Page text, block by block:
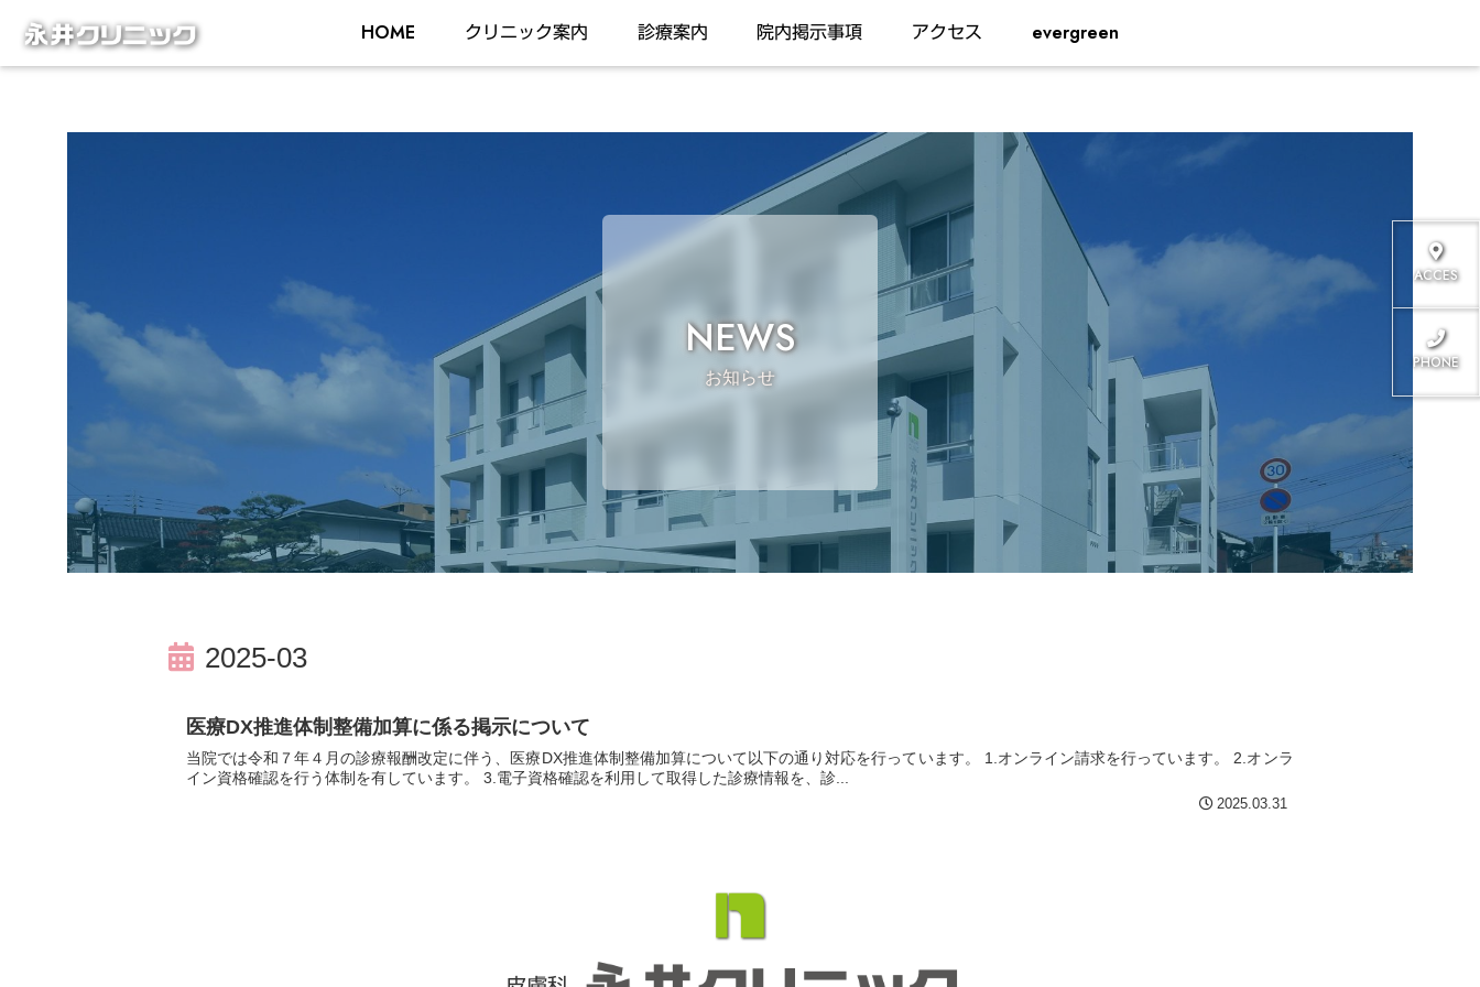
NEWS
お知らせ
HOME クリニック案内 診療案内 院内掲示事項 アクセス evergreen
ACCES
PHONE
2025-03
医療DX推進体制整備加算に係る掲示について
当院では令和７年４月の診療報酬改定に伴う、医療DX推進体制整備加算について以下の通り対応を行っています。 1.オンライン請求を行っています。 2.オンラ
イン資格確認を行う体制を有しています。 3.電子資格確認を利用して取得した診療情報を、診...
2025.03.31